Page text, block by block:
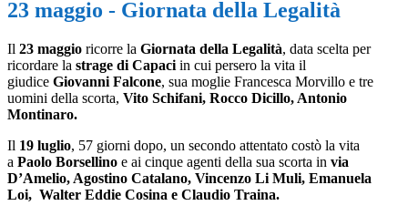
23 maggio - Giornata della Legalità
Il 23 maggio ricorre la Giornata della Legalità, data scelta per
ricordare la strage di Capaci in cui persero la vita il
giudice Giovanni Falcone, sua moglie Francesca Morvillo e tre
uomini della scorta, Vito Schifani, Rocco Dicillo, Antonio
Montinaro.
Il 19 luglio, 57 giorni dopo, un secondo attentato costò la vita
a Paolo Borsellino e ai cinque agenti della sua scorta in via
D’Amelio, Agostino Catalano, Vincenzo Li Muli, Emanuela
Loi, Walter Eddie Cosina e Claudio Traina.